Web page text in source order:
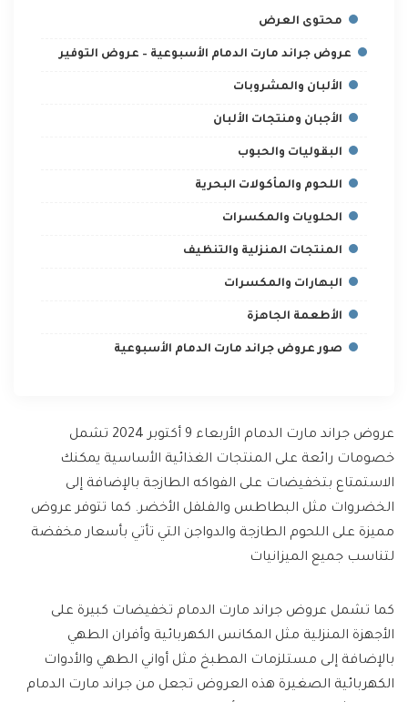
محتوى العرض
عروض جراند مارت الدمام الأسبوعية – عروض التوفير
الألبان والمشروبات
الأجبان ومنتجات الألبان
البقوليات والحبوب
اللحوم والمأكولات البحرية
الحلويات والمكسرات
المنتجات المنزلية والتنظيف
البهارات والمكسرات
الأطعمة الجاهزة
صور عروض جراند مارت الدمام الأسبوعية
عروض جراند مارت الدمام الأربعاء 9 أكتوبر 2024 تشمل
خصومات رائعة على المنتجات الغذائية الأساسية يمكنك
الاستمتاع بتخفيضات على الفواكه الطازجة بالإضافة إلى
الخضروات مثل البطاطس والفلفل الأخضر. كما تتوفر عروض
مميزة على اللحوم الطازجة والدواجن التي تأتي بأسعار مخفضة
لتناسب جميع الميزانيات
كما تشمل عروض جراند مارت الدمام تخفيضات كبيرة على
الأجهزة المنزلية مثل المكانس الكهربائية وأفران الطهي
بالإضافة إلى مستلزمات المطبخ مثل أواني الطهي والأدوات
الكهربائية الصغيرة هذه العروض تجعل من جراند مارت الدمام